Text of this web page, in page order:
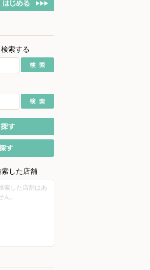
索する
した店舗
索した店舗はあ
ん。